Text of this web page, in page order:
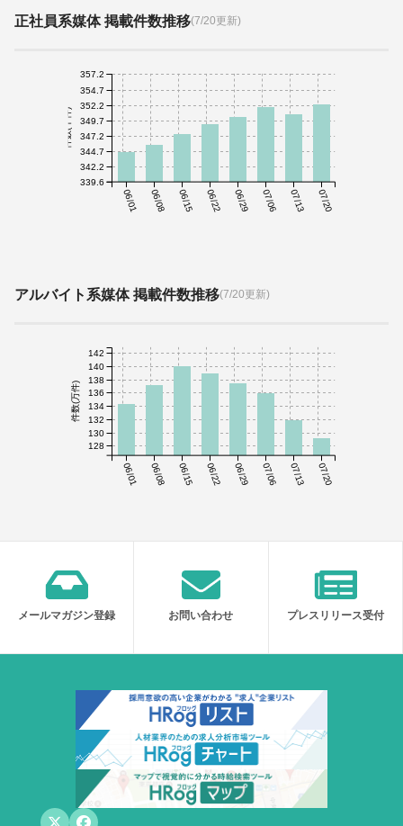
正社員系媒体 掲載件数推移(7/20更新)
06/01 06/08 06/15 06/22 06/29 07/06 07/13 07/20
件数(千件)
339.6
342.2
344.7
347.2
349.7
352.2
354.7
357.2
アルバイト系媒体 掲載件数推移(7/20更新)
06/01 06/08 06/15 06/22 06/29 07/06 07/13 07/20
件数(万件)
128
130
132
134
136
138
140
142
メールマガジン登録 お問い合わせ プレスリリース受付